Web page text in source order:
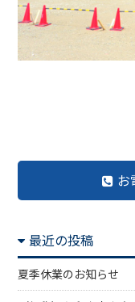
お
最近の投稿
夏季休業のお知らせ